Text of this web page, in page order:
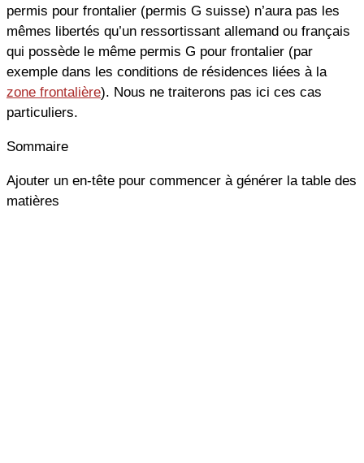
permis pour frontalier (permis G suisse) n’aura pas les
mêmes libertés qu’un ressortissant allemand ou français
qui possède le même permis G pour frontalier (par
exemple dans les conditions de résidences liées à la
zone frontalière). Nous ne traiterons pas ici ces cas
particuliers.
Sommaire
Ajouter un en-tête pour commencer à générer la table des
matières